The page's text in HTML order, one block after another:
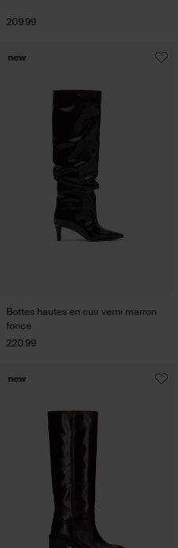
209.99
Bottes hautes en cuir verni marron
foncé
220.99
new
new